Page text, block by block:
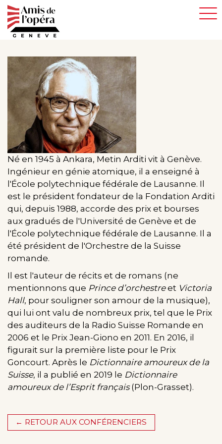
Aller
au
contenu
Né en 1945 à Ankara, Metin Arditi vit à Genève.
Ingénieur en génie atomique, il a enseigné à
l'École polytechnique fédérale de Lausanne. Il
est le président fondateur de la Fondation Arditi
qui, depuis 1988, accorde des prix et bourses
aux gradués de l'Université de Genève et de
l'École polytechnique fédérale de Lausanne. Il a
été président de l'Orchestre de la Suisse
romande.
Il est l'auteur de récits et de romans (ne
mentionnons que Prince d’orchestreet Victoria
Hall, pour souligner son amour de la musique),
qui lui ont valu de nombreux prix, tel que le Prix
des auditeurs de la Radio Suisse Romande en
2006 et le Prix Jean-Giono en 2011. En 2016, il
figurait sur la première liste pour le Prix
Goncourt. Après le Dictionnaire amoureux de la
Suisse, il a publié en 2019 le Dictionnaire
amoureux de l’Esprit français(Plon-Grasset).
← RETOUR AUX CONFÉRENCIERS